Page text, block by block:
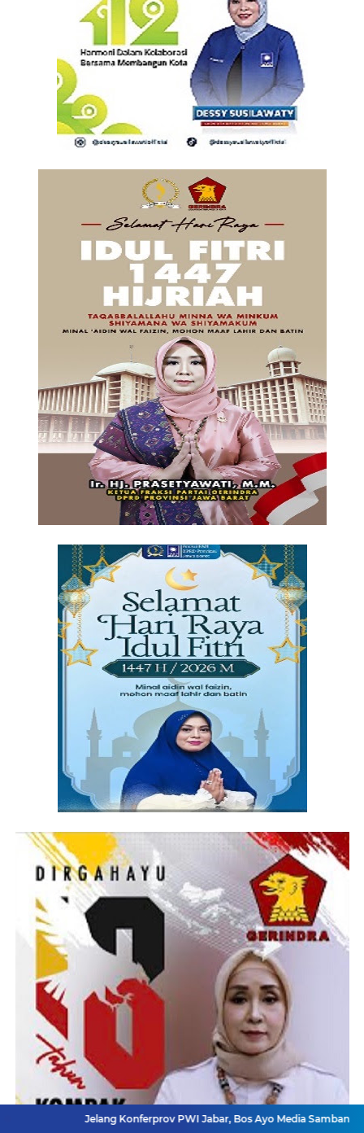
Konferprov PWI Jabar, Bos Ayo Media Sambangi Rumah PWI Kota